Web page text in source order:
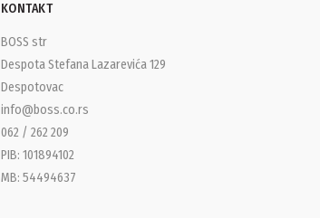
KONTAKT
BOSS str
Despota Stefana Lazarevića 129
Despotovac
info@boss.co.rs
062 / 262 209
PIB: 101894102
MB: 54494637